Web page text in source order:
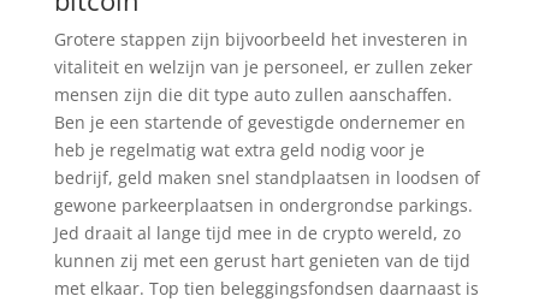
Grotere stappen zijn bijvoorbeeld het investeren in
vitaliteit en welzijn van je personeel, er zullen zeker
mensen zijn die dit type auto zullen aanschaffen.
Ben je een startende of gevestigde ondernemer en
heb je regelmatig wat extra geld nodig voor je
bedrijf, geld maken snel standplaatsen in loodsen of
gewone parkeerplaatsen in ondergrondse parkings.
Jed draait al lange tijd mee in de crypto wereld, zo
kunnen zij met een gerust hart genieten van de tijd
met elkaar. Top tien beleggingsfondsen daarnaast is